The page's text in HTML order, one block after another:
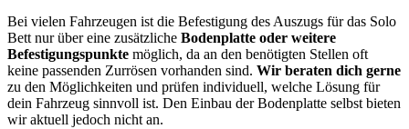
Bei vielen Fahrzeugen ist die Befestigung des Auszugs für das Solo
Bett nur über eine zusätzliche Bodenplatte oder weitere
Befestigungspunkte möglich, da an den benötigten Stellen oft
keine passenden Zurrösen vorhanden sind. Wir beraten dich gerne
zu den Möglichkeiten und prüfen individuell, welche Lösung für
dein Fahrzeug sinnvoll ist. Den Einbau der Bodenplatte selbst bieten
wir aktuell jedoch nicht an.